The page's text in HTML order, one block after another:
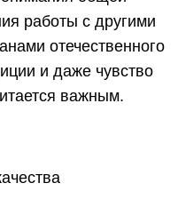
работы с другими
отечественного
и даже чувство
важным.